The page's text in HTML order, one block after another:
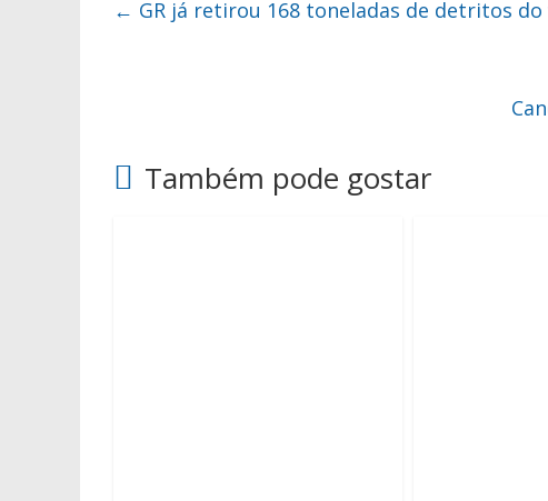
← GR já retirou 168 toneladas de detritos
Também pode gostar